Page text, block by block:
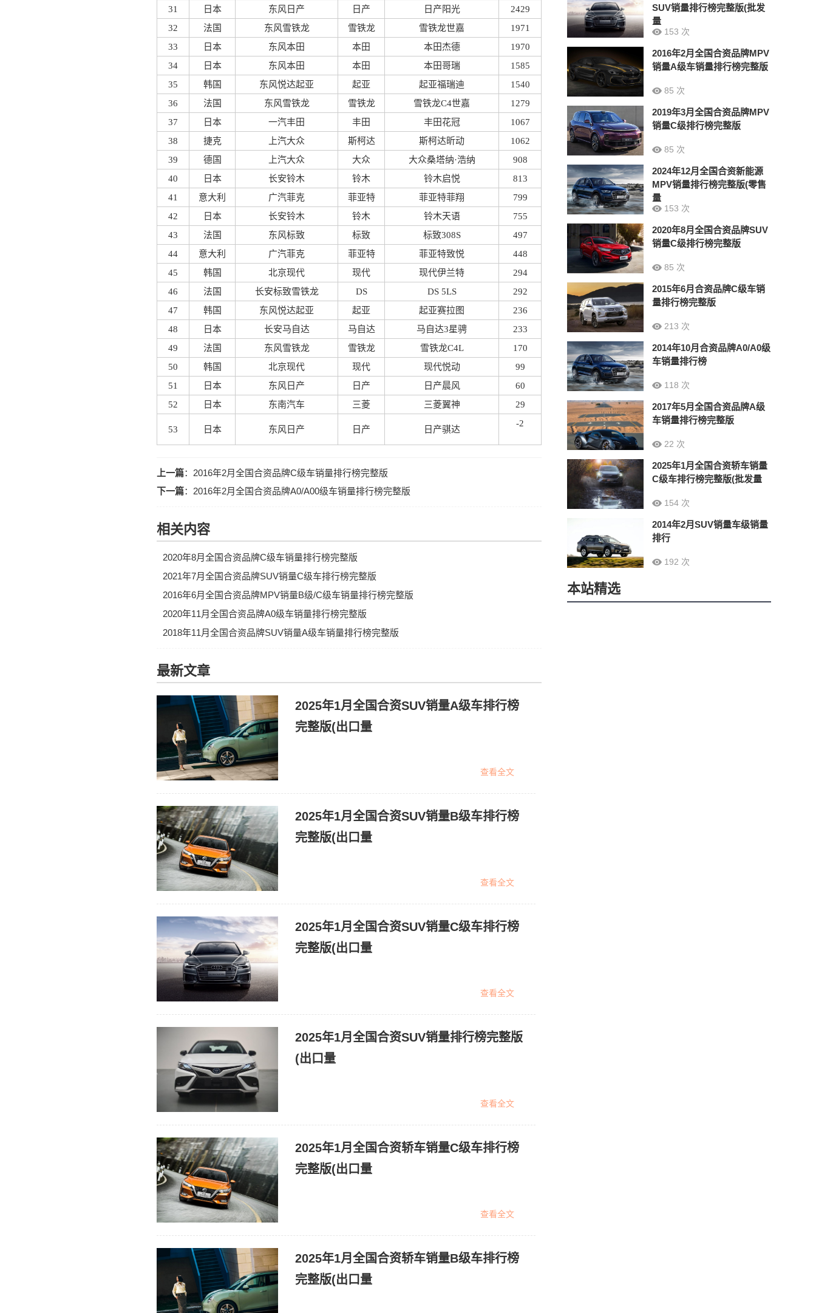
31
日本 东风日产 日产 日产阳光
2429
32
法国 东风雪铁龙 雪铁龙 雪铁龙世嘉
1971
33
日本 东风本田 本田 本田杰德
1970
34
日本 东风本田 本田 本田哥瑞
1585
35
韩国 东风悦达起亚 起亚 起亚福瑞迪
1540
36
法国 东风雪铁龙 雪铁龙 雪铁龙C4世嘉
1279
37
日本 一汽丰田 丰田 丰田花冠
1067
38
捷克 上汽大众 斯柯达 斯柯达昕动
1062
39
德国 上汽大众 大众 大众桑塔纳·浩纳
908
40
日本 长安铃木 铃木 铃木启悦
813
41
意大利 广汽菲克 菲亚特 菲亚特菲翔
799
42
日本 长安铃木 铃木 铃木天语
755
43
法国 东风标致 标致 标致308S
497
44
意大利 广汽菲克 菲亚特 菲亚特致悦
448
45
韩国 北京现代 现代 现代伊兰特
294
46
法国 长安标致雪铁龙 DS DS 5LS
292
47
韩国 东风悦达起亚 起亚 起亚赛拉图
236
48
日本 长安马自达 马自达 马自达3星骋
233
49
法国 东风雪铁龙 雪铁龙 雪铁龙C4L
170
50
韩国 北京现代 现代 现代悦动
99
51
日本 东风日产 日产 日产晨风
60
52
日本 东南汽车 三菱 三菱翼神 29
53 日本 东风日产 日产 日产骐达
-2
上一篇： 2016年2月全国合资品牌C级车销量排行榜完整版
下一篇： 2016年2月全国合资品牌A0/A00级车销量排行榜完整版
相关内容
2020年8月全国合资品牌C级车销量排行榜完整版
2021年7月全国合资品牌SUV销量C级车排行榜完整版
2016年6月全国合资品牌MPV销量B级/C级车销量排行榜完整版
2020年11月全国合资品牌A0级车销量排行榜完整版
2018年11月全国合资品牌SUV销量A级车销量排行榜完整版
最新文章
2025年1月全国合资SUV销量A级车排行榜
完整版(出口量
查看全文
2025年1月全国合资SUV销量B级车排行榜
完整版(出口量
查看全文
2025年1月全国合资SUV销量C级车排行榜
完整版(出口量
查看全文
2025年1月全国合资SUV销量排行榜完整版
(出口量
查看全文
2025年1月全国合资轿车销量C级车排行榜
完整版(出口量
查看全文
2025年1月全国合资轿车销量B级车排行榜
完整版(出口量
SUV销量排行榜完整版(批发
量
153 次
2016年2月全国合资品牌MPV
销量A级车销量排行榜完整版
85 次
2019年3月全国合资品牌MPV
销量C级排行榜完整版
85 次
2024年12月全国合资新能源
MPV销量排行榜完整版(零售
量
153 次
2020年8月全国合资品牌SUV
销量C级排行榜完整版
85 次
2015年6月合资品牌C级车销
量排行榜完整版
213 次
2014年10月合资品牌A0/A0级
车销量排行榜
118 次
2017年5月全国合资品牌A级
车销量排行榜完整版
22 次
2025年1月全国合资轿车销量
C级车排行榜完整版(批发量
154 次
2014年2月SUV销量车级销量
排行
192 次
本站精选